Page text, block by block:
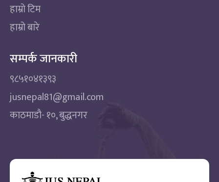
हाम्रो टिम
हाम्रो बारे
सम्पर्क जानकारी
९८५१०४१३९३
jusnepal81@gmail.com
काठमाडाै‌- १०, बुद्धनगर